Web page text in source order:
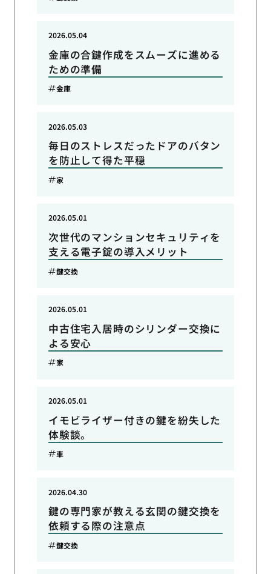
金庫の合鍵作成をスムーズに進める
ための準備
2026.05.04
金庫
毎日のストレスだったドアのバタン
を防止して得た平穏
2026.05.03
家
次世代のマンションセキュリティを
支える電子錠の導入メリット
2026.05.01
鍵交換
中古住宅入居時のシリンダー交換に
よる安心
2026.05.01
家
イモビライザー付きの鍵を紛失した
体験談。
2026.05.01
車
鍵の専門家が教える玄関の鍵交換を
依頼する際の注意点
2026.04.30
鍵交換